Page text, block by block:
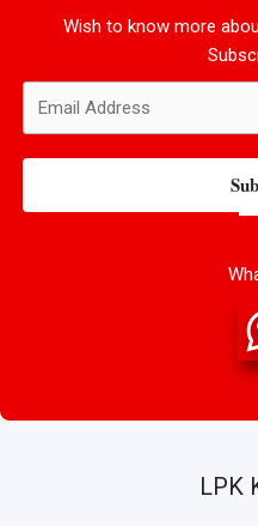
Wish to know more
LPK